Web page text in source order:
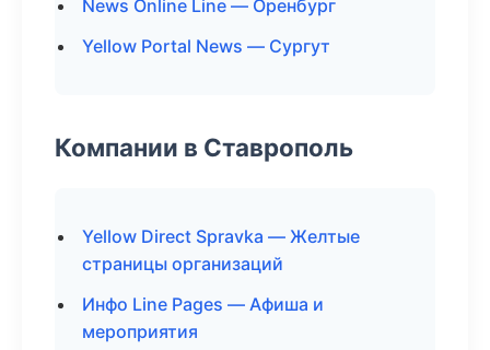
News Online Line — Оренбург
Yellow Portal News — Сургут
Компании в Ставрополь
Yellow Direct Spravka — Желтые
страницы организаций
Инфо Line Pages — Афиша и
мероприятия